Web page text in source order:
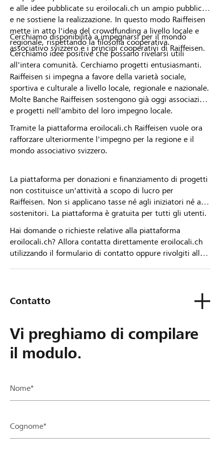
e alle idee pubblicate su eroilocali.ch un ampio pubblico
e ne sostiene la realizzazione. In questo modo Raiffeisen
mette in atto l'idea del crowdfunding a livello locale e
regionale, rispettando la filosofia cooperativa.
Cerchiamo idee positive che possano rivelarsi utili
all'intera comunità. Cerchiamo progetti entusiasmanti.
Cerchiamo disponibilità a impegnarsi per il mondo
associativo svizzero e i principi cooperativi di Raiffeisen.
Raiffeisen si impegna a favore della varietà sociale,
sportiva e culturale a livello locale, regionale e nazionale.
Molte Banche Raiffeisen sostengono già oggi associazioni
e progetti nell'ambito del loro impegno locale.
Tramite la piattaforma eroilocali.ch Raiffeisen vuole ora
rafforzare ulteriormente l'impegno per la regione e il
mondo associativo svizzero.
La piattaforma per donazioni e finanziamento di progetti
non costituisce un'attività a scopo di lucro per
Raiffeisen. Non si applicano tasse né agli iniziatori né ai
sostenitori. La piattaforma è gratuita per tutti gli utenti.
Hai domande o richieste relative alla piattaforma
eroilocali.ch? Allora contatta direttamente eroilocali.ch
utilizzando il formulario di contatto oppure rivolgiti alla
Contatto
Vi preghiamo di compilare
il modulo.
Nome*
Cognome*